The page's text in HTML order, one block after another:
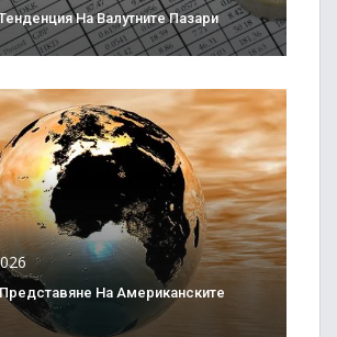
На Валутните Пазари
На Американските